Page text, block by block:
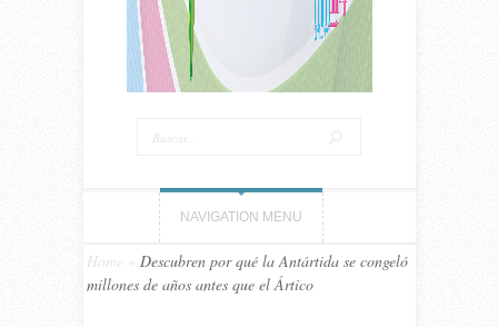
NAVIGATION MENU
Home
Descubren por qué la Antártida se congeló
millones de años antes que el Ártico